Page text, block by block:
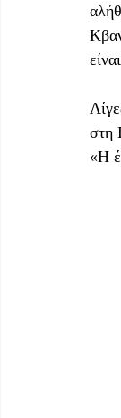
στη
«Η